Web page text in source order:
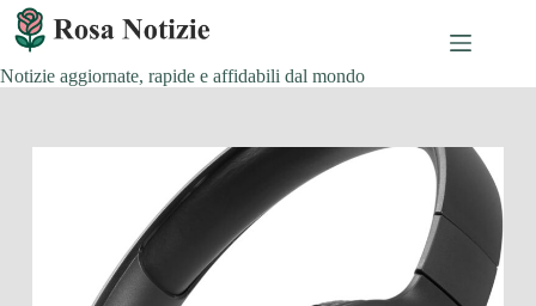
Salta
contenuto
Notizie aggiornate, rapide e affidabili dal mondo